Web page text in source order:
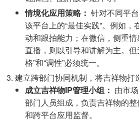
情境化应用策略： 针对不同平
该平台上的“最佳实践”。例如
动和跟拍能力；在微信，侧重
直播，则以引导和讲解为主。但
格”和“调性”必须统一。
建立跨部门协同机制，将吉祥物打
成立吉祥物IP管理小组： 由市
部门人员组成，负责吉祥物的
和跨平台应用监督。